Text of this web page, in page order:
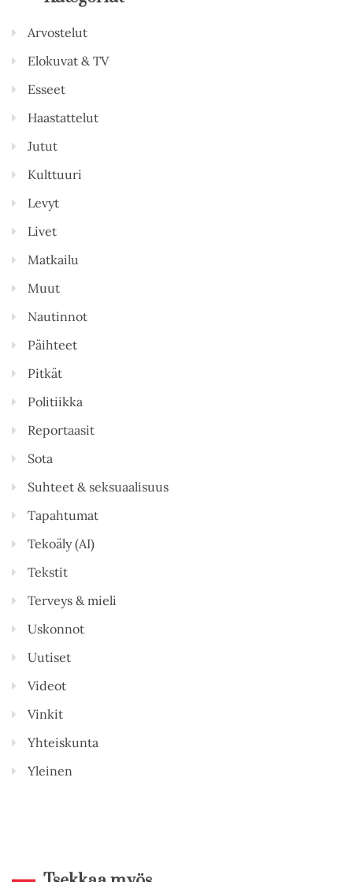
Arvostelut
Elokuvat & TV
Esseet
Haastattelut
Jutut
Kulttuuri
Levyt
Livet
Matkailu
Muut
Nautinnot
Päihteet
Pitkät
Politiikka
Reportaasit
Sota
Suhteet & seksuaalisuus
Tapahtumat
Tekoäly (AI)
Tekstit
Terveys & mieli
Uskonnot
Uutiset
Videot
Vinkit
Yhteiskunta
Yleinen